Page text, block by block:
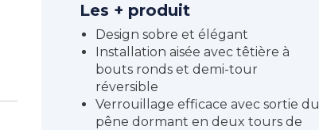
Les + produit
Design sobre et élégant
Installation aisée avec têtière à
bouts ronds et demi-tour
réversible
Verrouillage efficace avec sortie du
pêne dormant en deux tours de